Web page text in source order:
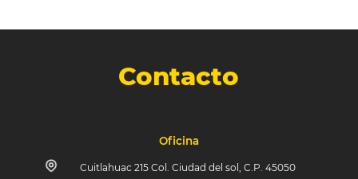
Contacto
Oficina
Cuitlahuac 215 Col. Ciudad del sol, C.P. 45050